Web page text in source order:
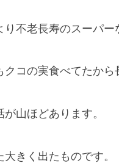
り不老長寿のスーパー
コの実食べてたから
山ほどあります。
きく出たものです。